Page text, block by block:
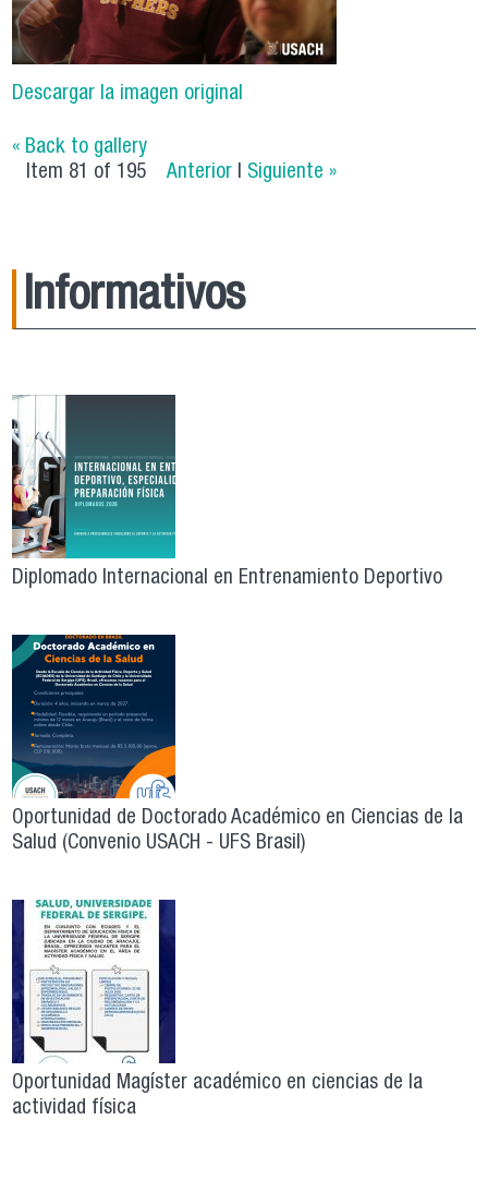
Descargar la imagen original
« Back to gallery
Item 81 of 195
Anterior | Siguiente »
Informativos
Diplomado Internacional en Entrenamiento Deportivo
Oportunidad de Doctorado Académico en Ciencias de la
Salud (Convenio USACH - UFS Brasil)
Oportunidad Magíster académico en ciencias de la
actividad física